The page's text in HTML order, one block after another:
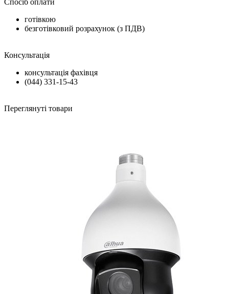
Спосіб оплати
готівкою
безготівковий розрахунок (з ПДВ)
Консультація
консультація фахівця
(044) 331-15-43
Переглянуті товари